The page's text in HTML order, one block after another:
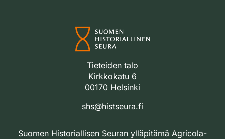
Tieteiden talo
Kirkkokatu 6
00170 Helsinki
shs@histseura.fi
Suomen Historiallisen Seuran ylläpitämä Agricola-